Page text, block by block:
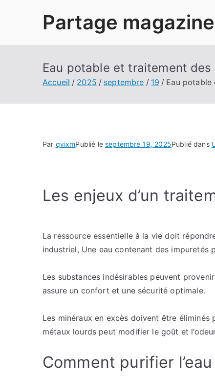
Partage magazine
Eau potable et traitement
Accueil 2025 septembre 19 Eau
Par qvixmPublié leseptembre 19, 2025Publié dans
Les enjeux d’un
La ressource essentielle à la vie doit
industriel, Une eau contenant des impuretés
Les substances indésirables peuvent
assure un confort et une sécurité optimale.
Les minéraux en excès doivent être
métaux lourds peut modifier le goût et l’odeur
Comment purifier